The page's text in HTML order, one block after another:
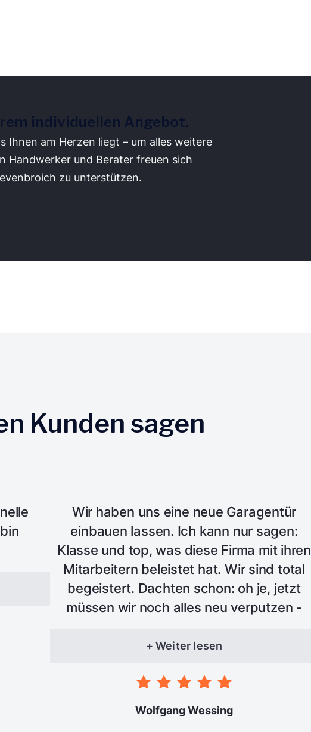
individuellen Angebot.
Ihnen am Herzen liegt – um alles weitere
Handwerker und Berater freuen sich
zu unterstützen.
Kunden sagen
Wir haben uns eine neue Garagentür
einbauen lassen. Ich kann nur sagen:
Klasse und top, was diese Firma mit ihren
Mitarbeitern beleistet hat. Wir sind total
begeistert. Dachten schon: oh je, jetzt
müssen wir noch alles neu verputzen -
Zufriedenheit erledigt - nochmals Top und
+ Weiter lesen
Wolfgang Wessing